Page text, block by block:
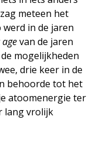
meteen het
werd in de jaren
van de jaren
mogelijkheden
drie keer in de
behoorde tot het
atoomenergie ter
lang vrolijk